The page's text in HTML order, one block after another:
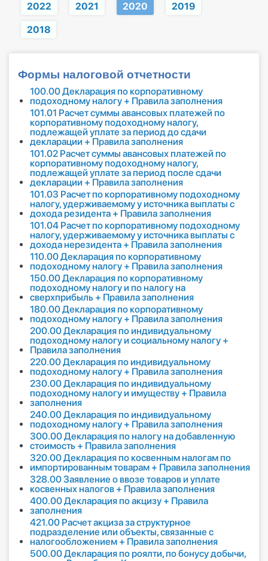
2022 2021 2020 2019
2018
Формы налоговой отчетности
100.00 Декларация по корпоративному
подоходному налогу + Правила заполнения
101.01 Расчет суммы авансовых платежей по
корпоративному подоходному налогу,
подлежащей уплате за период до сдачи
декларации + Правила заполнения
101.02 Расчет суммы авансовых платежей по
корпоративному подоходному налогу,
подлежащей уплате за период после сдачи
декларации + Правила заполнения
101.03 Расчет по корпоративному подоходному
налогу, удерживаемому у источника выплаты с
дохода резидента + Правила заполнения
101.04 Расчет по корпоративному подоходному
налогу, удерживаемому у источника выплаты с
дохода нерезидента + Правила заполнения
110.00 Декларация по корпоративному
подоходному налогу + Правила заполнения
150.00 Декларация по корпоративному
подоходному налогу и по налогу на
сверхприбыль + Правила заполнения
180.00 Декларация по корпоративному
подоходному налогу + Правила заполнения
200.00 Декларация по индивидуальному
подоходному налогу и социальному налогу +
Правила заполнения
220.00 Декларация по индивидуальному
подоходному налогу + Правила заполнения
230.00 Декларация по индивидуальному
подоходному налогу и имуществу + Правила
заполнения
240.00 Декларация по индивидуальному
подоходному налогу + Правила заполнения
300.00 Декларация по налогу на добавленную
стоимость + Правила заполнения
320.00 Декларация по косвенным налогам по
импортированным товарам + Правила заполнения
328.00 Заявление о ввозе товаров и уплате
косвенных налогов + Правила заполнения
400.00 Декларация по акцизу + Правила
заполнения
421.00 Расчет акциза за структурное
подразделение или объекты, связанные с
налогообложением + Правила заполнения
500.00 Декларация по роялти, по бонусу добычи,